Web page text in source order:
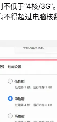
低于“4核/
不得超过电脑核